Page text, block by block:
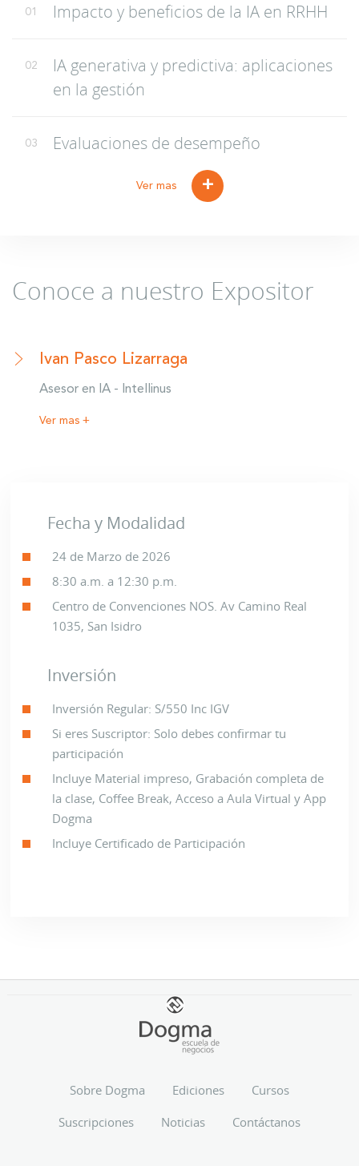
01 Impacto y beneficios de la IA en RRHH
02
IA generativa y predictiva: aplicaciones
en la gestión
03 Evaluaciones de desempeño
Ver mas +
Conoce a nuestro Expositor
Ivan Pasco Lizarraga
Asesor en IA - Intellinus
Ver mas +
Fecha y Modalidad
24 de Marzo de 2026
8:30 a.m. a 12:30 p.m.
Centro de Convenciones NOS. Av Camino Real
1035, San Isidro
Inversión
Inversión Regular: S/550 Inc IGV
Si eres Suscriptor: Solo debes confirmar tu
participación
Incluye Material impreso, Grabación completa de
la clase, Coffee Break, Acceso a Aula Virtual y App
Dogma
Incluye Certificado de Participación
Sobre Dogma Ediciones
Cursos
Suscripciones
Noticias Contáctanos